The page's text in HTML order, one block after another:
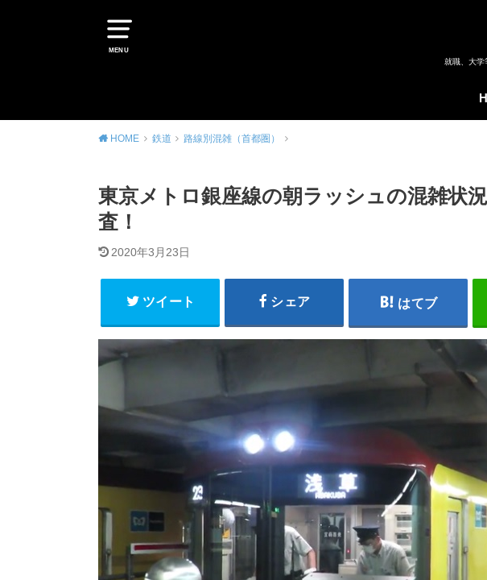
MENU
就職、大学
HOME 鉄道 路線別混雑（首都圏）
東京メトロ銀座線の朝ラッシュの混雑状
査！
2020年3月23日
ツイート シェア はてブ